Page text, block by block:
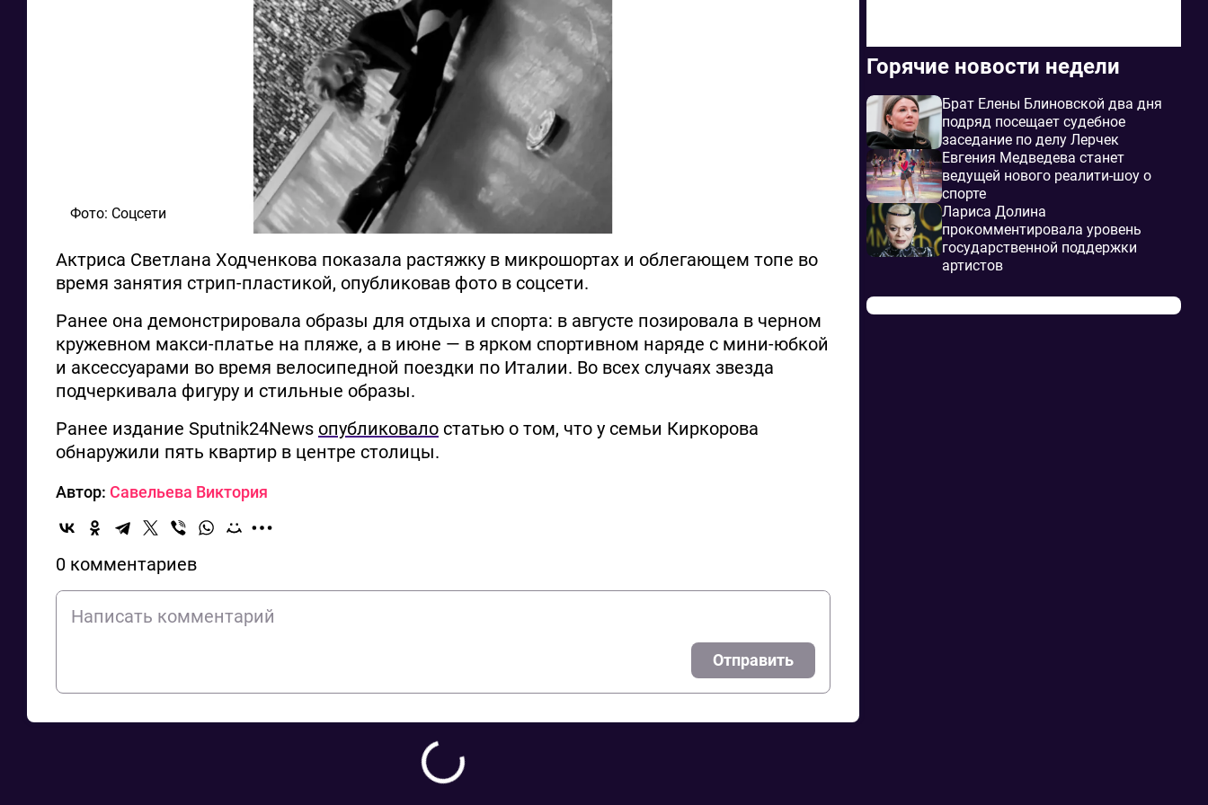
Фото: Соцсети
Актриса Светлана Ходченкова показала растяжку в микрошортах и облегающем топе во
время занятия стрип-пластикой, опубликовав фото в соцсети.
Ранее она демонстрировала образы для отдыха и спорта: в августе позировала в черном
кружевном макси-платье на пляже, а в июне — в ярком спортивном наряде с мини-юбкой
и аксессуарами во время велосипедной поездки по Италии. Во всех случаях звезда
подчеркивала фигуру и стильные образы.
Ранее издание Sputnik24News опубликовало статью о том, что у семьи Киркорова
обнаружили пять квартир в центре столицы.
Автор: Савельева Виктория
0 комментариев
Отправить
Горячие новости недели
Брат Елены Блиновской два дня
подряд посещает судебное
заседание по делу Лерчек
Евгения Медведева станет
ведущей нового реалити-шоу о
спорте
Лариса Долина
прокомментировала уровень
государственной поддержки
артистов